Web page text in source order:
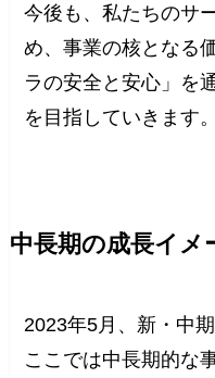
今後も、私たちのサ
め、事業の核となる
ラの安全と安心」を
を目指していきます。
中長期の成長イ
2023年5月、新・中
ここでは中長期的な